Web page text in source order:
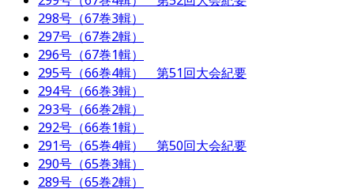
298号（67巻3輯）
297号（67巻2輯）
296号（67巻1輯）
295号（66巻4輯） 第51回大会紀要
294号（66巻3輯）
293号（66巻2輯）
292号（66巻1輯）
291号（65巻4輯） 第50回大会紀要
290号（65巻3輯）
289号（65巻2輯）